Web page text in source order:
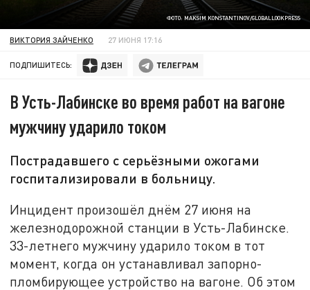
ФОТО: MAKSIM KONSTANTINOV/GLOBALLOOKPRESS
ВИКТОРИЯ ЗАЙЧЕНКО 27 ИЮНЯ 17:16
ПОДПИШИТЕСЬ:
В Усть-Лабинске во время работ на вагоне
мужчину ударило током
Пострадавшего с серьёзными ожогами
госпитализировали в больницу.
Инцидент произошёл днём 27 июня на
железнодорожной станции в Усть-Лабинске.
33-летнего мужчину ударило током в тот
момент, когда он устанавливал запорно-
пломбирующее устройство на вагоне. Об этом